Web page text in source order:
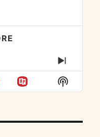
NEXT
Show
Podcast